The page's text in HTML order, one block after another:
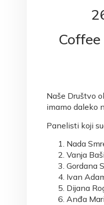
Naše Društvo
imamo daleko
Panelisti koji
Nada
Vanja
Gordana
Ivan
Dijana
Anđa